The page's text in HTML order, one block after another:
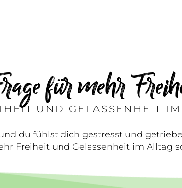
für mehr
UND GELASSENHEIT IM
du fühlst dich gestresst und
Freiheit und Gelassenheit im Alltag